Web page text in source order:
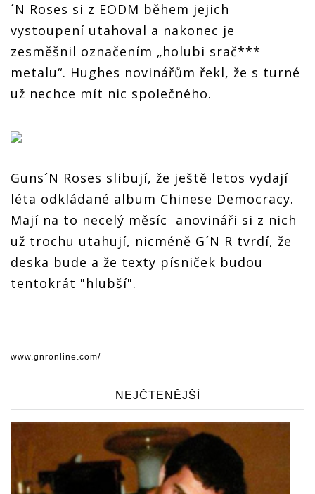
´N Roses si z EODM během jejich
vystoupení utahoval a nakonec je
zesměšnil označením „holubi srač***
metalu“. Hughes novinářům řekl, že s turné
už nechce mít nic společného.
Guns´N Roses slibují, že ještě letos vydají
léta odkládané album Chinese Democracy.
Mají na to necelý měsíc anovináři si z nich
už trochu utahují, nicméně G´N R tvrdí, že
deska bude a že texty písniček budou
tentokrát "hlubší".
www.gnronline.com/
NEJČTENĚJŠÍ